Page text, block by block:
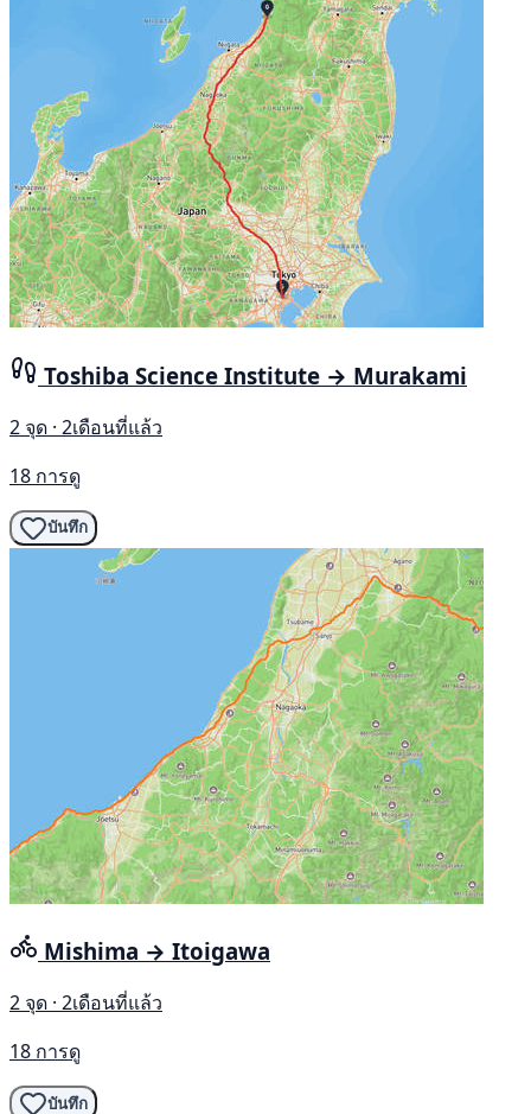
Toshiba Science Institute → Murakami
2 จุด · 2เดือนที่แล้ว
18 การดู
บันทึก
Mishima → Itoigawa
2 จุด · 2เดือนที่แล้ว
18 การดู
บันทึก